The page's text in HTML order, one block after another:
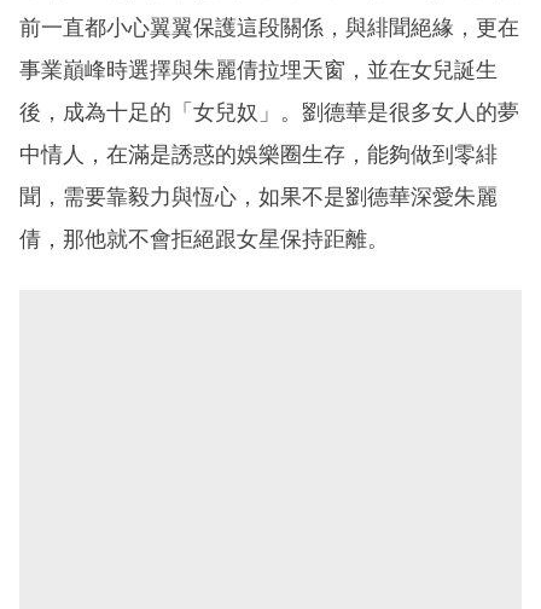
前一直都小心翼翼保護這段關係，與緋聞絕緣，更在
事業巔峰時選擇與朱麗倩拉埋天窗，並在女兒誕生
後，成為十足的「女兒奴」。劉德華是很多女人的夢
中情人，在滿是誘惑的娛樂圈生存，能夠做到零緋
聞，需要靠毅力與恆心，如果不是劉德華深愛朱麗
倩，那他就不會拒絕跟女星保持距離。